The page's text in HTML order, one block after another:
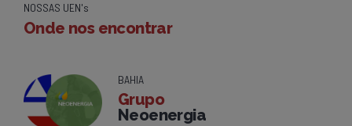
NOSSAS UEN's
Onde nos encontrar
BAHIA
Grupo
Neoenergia